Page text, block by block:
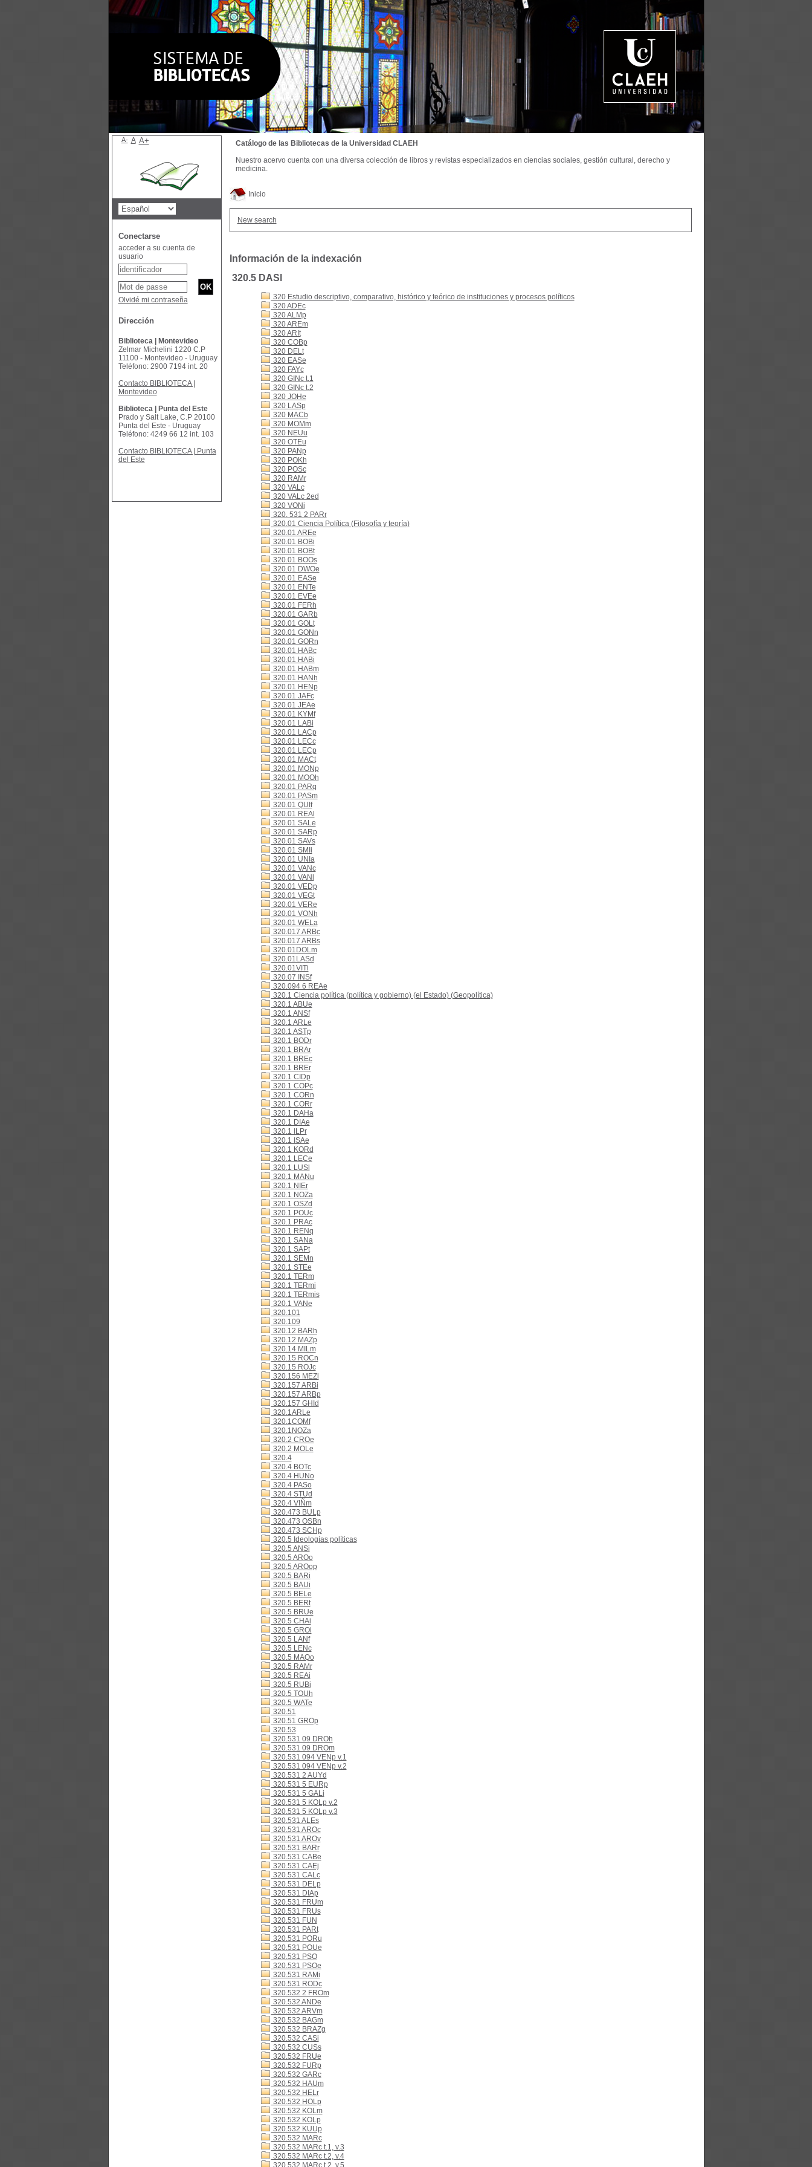
Inicio
New search
Información de la indexación
320.5 DASl
320 Estudio descriptivo, comparativo, histórico y teórico de instituciones y procesos políticos
320 ADEc
320 ALMp
320 AREm
320 ARIt
320 COBp
320 DELt
320 EASe
320 FAYc
320 GINc t.1
320 GINc t.2
320 JOHe
320 LASp
320 MACb
320 MOMm
320 NEUu
320 OTEu
320 PANp
320 POKh
320 POSc
320 RAMr
320 VALc
320 VALc 2ed
320 VONi
320. 531 2 PARr
320.01 Ciencia Política (Filosofía y teoría)
320.01 AREe
320.01 BOBi
320.01 BOBt
320.01 BOOs
320.01 DWOe
320.01 EASe
320.01 ENTe
320.01 EVEe
320.01 FERh
320.01 GARb
320.01 GOLt
320.01 GONn
320.01 GORn
320.01 HABc
320.01 HABi
320.01 HABm
320.01 HANh
320.01 HENp
320.01 JAFc
320.01 JEAe
320.01 KYMf
320.01 LABi
320.01 LACp
320.01 LECc
320.01 LECp
320.01 MACt
320.01 MONp
320.01 MOOh
320.01 PARq
320.01 PASm
320.01 QUIf
320.01 REAl
320.01 SALe
320.01 SARp
320.01 SAVs
320.01 SMIi
320.01 UNIa
320.01 VANc
320.01 VANl
320.01 VEDp
320.01 VEGt
320.01 VERe
320.01 VONh
320.01 WELa
320.017 ARBc
320.017 ARBs
320.01DOLm
320.01LASd
320.01VITi
320.07 INSf
320.094 6 REAe
320.1 Ciencia política (política y gobierno) (el Estado) (Geopolítica)
320.1 ABUe
320.1 ANSf
320.1 ARLe
320.1 ASTp
320.1 BODr
320.1 BRAr
320.1 BREc
320.1 BREr
320.1 CIDp
320.1 COPc
320.1 CORn
320.1 CORr
320.1 DAHa
320.1 DIAe
320.1 ILPr
320.1 ISAe
320.1 KORd
320.1 LECe
320.1 LUSl
320.1 MANu
320.1 NIEr
320.1 NOZa
320.1 OSZd
320.1 POUc
320.1 PRAc
320.1 RENq
320.1 SANa
320.1 SAPt
320.1 SEMn
320.1 STEe
320.1 TERm
320.1 TERmi
320.1 TERmis
320.1 VANe
320.101
320.109
320.12 BARh
320.12 MAZp
320.14 MILm
320.15 ROCn
320.15 ROJc
320.156 MEZl
320.157 ARBi
320.157 ARBp
320.157 GHId
320.1ARLe
320.1COMf
320.1NOZa
320.2 CROe
320.2 MOLe
320.4
320.4 BOTc
320.4 HUNo
320.4 PASo
320.4 STUd
320.4 VIÑm
320.473 BULp
320.473 OSBn
320.473 SCHp
320.5 Ideologías políticas
320.5 ANSi
320.5 AROo
320.5 AROop
320.5 BARi
320.5 BAUi
320.5 BELe
320.5 BERt
320.5 BRUe
320.5 CHAi
320.5 GROi
320.5 LANf
320.5 LENc
320.5 MAQo
320.5 RAMr
320.5 REAi
320.5 RUBi
320.5 TOUh
320.5 WATe
320.51
320.51 GROp
320.53
320.531 09 DROh
320.531 09 DROm
320.531 094 VENp v.1
320.531 094 VENp v.2
320.531 2 AUYd
320.531 5 EURp
320.531 5 GALi
320.531 5 KOLp v.2
320.531 5 KOLp v.3
320.531 ALEs
320.531 AROc
320.531 AROv
320.531 BARr
320.531 CABe
320.531 CAEj
320.531 CALc
320.531 DELp
320.531 DIAp
320.531 FRUm
320.531 FRUs
320.531 FUN
320.531 PARt
320.531 PORu
320.531 POUe
320.531 PSO
320.531 PSOe
320.531 RAMi
320.531 RODc
320.532 2 FROm
320.532 ANDe
320.532 ARVm
320.532 BAGm
320.532 BRAZg
320.532 CASi
320.532 CUSs
320.532 FRUe
320.532 FURp
320.532 GARc
320.532 HAUm
320.532 HELr
320.532 HOLp
320.532 KOLm
320.532 KOLp
320.532 KUUp
320.532 MARc
320.532 MARc t.1, v.3
320.532 MARc t.2, v.4
320.532 MARc t.2, v.5
Catálogo de las Bibliotecas de la Universidad CLAEH
Nuestro acervo cuenta con una diversa colección de libros y revistas especializados en ciencias sociales, gestión cultural, derecho y
medicina.
A- A A+
Conectarse
acceder a su cuenta de
usuario
Olvidé mi contraseña
Dirección
Biblioteca | Montevideo
Zelmar Michelini 1220 C.P
11100 - Montevideo - Uruguay
Teléfono: 2900 7194 int. 20
Contacto BIBLIOTECA |
Montevideo
Biblioteca | Punta del Este
Prado y Salt Lake, C.P 20100
Punta del Este - Uruguay
Teléfono: 4249 66 12 int. 103
Contacto BIBLIOTECA | Punta
del Este